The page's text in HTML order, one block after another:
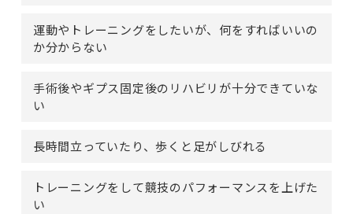
運動やトレーニングをしたいが、何をすればいいの
か分からない
手術後やギプス固定後のリハビリが十分できていな
い
長時間立っていたり、歩くと足がしびれる
トレーニングをして競技のパフォーマンスを上げた
い